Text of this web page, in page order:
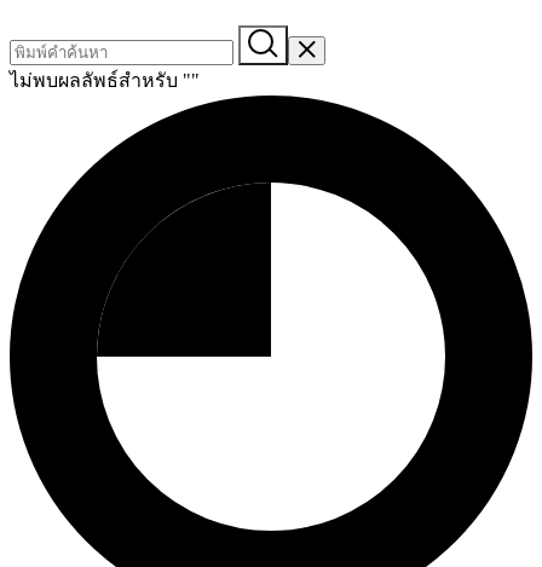
ไม่พบผลลัพธ์สำหรับ ""